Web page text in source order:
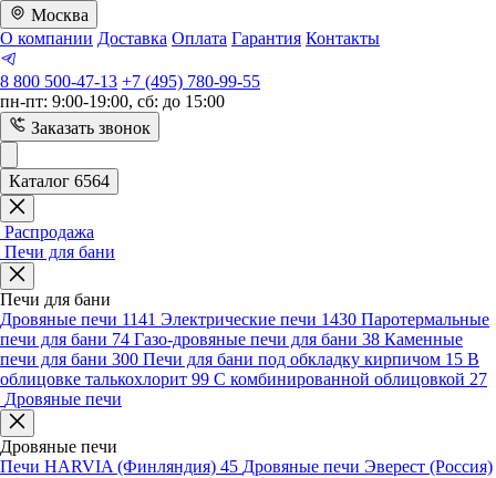
Москва
О компании Доставка Оплата Гарантия Контакты
8 800 500-47-13 +7 (495) 780-99-55
пн-пт: 9:00-19:00, сб: до 15:00
Заказать звонок
Каталог 6564
Распродажа
Печи для бани
Печи для бани
Дровяные печи 1141 Электрические печи 1430 Паротермальные
печи для бани 74 Газо-дровяные печи для бани 38 Каменные
печи для бани 300 Печи для бани под обкладку кирпичом 15 В
облицовке талькохлорит 99 С комбинированной облицовкой 27
Дровяные печи
Дровяные печи
Печи HARVIA (Финляндия) 45 Дровяные печи Эверест (Россия)